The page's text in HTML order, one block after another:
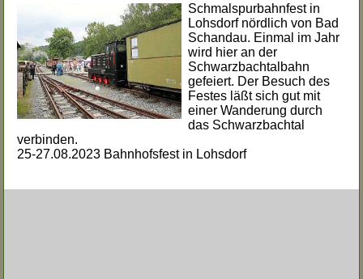
Schmalspurbahnfest in
Lohsdorf nördlich von Bad
Schandau. Einmal im Jahr
wird hier an der
Schwarzbachtalbahn
gefeiert. Der Besuch des
Festes läßt sich gut mit
einer Wanderung durch
das Schwarzbachtal
verbinden.
25-27.08.2023 Bahnhofsfest in Lohsdorf